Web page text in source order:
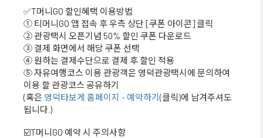
✅T머니GO 할인혜택 이용방법
① 티머니GO 앱 접속 후 우측 상단 [쿠폰 아이콘] 클릭
② 관광택시 오픈기념 50% 할인 쿠폰 다운로드
③ 결제 화면에서 해당 쿠폰 선택
④ 원하는 결제수단으로 결제 후 할인 적용
⑤ 자유여행코스 이용 관광객은 영덕관광택시에 문의하여
이용 할 관광코스 공유하기
(혹은 영덕타보게 홈페이지 - 예약하기(클릭)에 남겨주셔도
됩니다.)
☑️T머니GO 예약 시 주의사항